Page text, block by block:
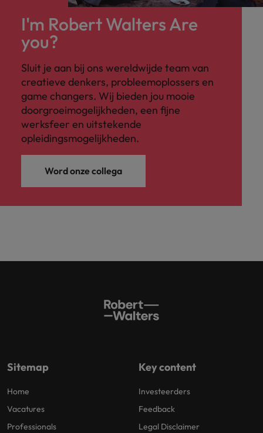
I'm Robert Walters Are
you?
Sluit je aan bij ons wereldwijde team van
creatieve denkers, probleemoplossers en
game changers. Wij bieden jou mooie
doorgroeimogelijkheden, een fijne
werksfeer en uitstekende
opleidingsmogelijkheden.
Word onze collega
Sitemap
Home
Vacatures
Professionals
Key content
Investeerders
Feedback
Legal Disclaimer